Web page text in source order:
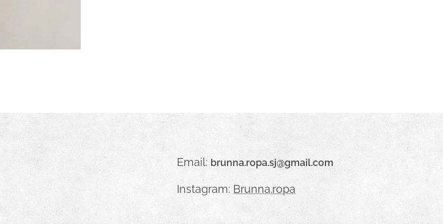
Email:brunna.ropa.sj@gmail.com
Instagram: Brunna.ropa